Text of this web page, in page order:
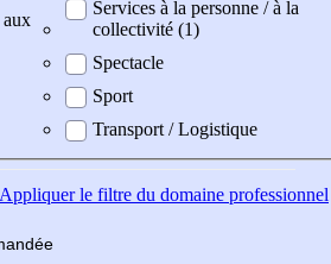
aux
Services à la personne / à la
collectivité (1)
Spectacle
Sport
Transport / Logistique
Appliquerle filtre du domaine professionnel